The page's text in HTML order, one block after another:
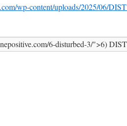
wp-content/uploads/2025/06/